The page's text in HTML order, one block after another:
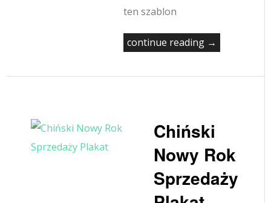
ten szablon
continue reading →
Chiński
Nowy Rok
Sprzedaży